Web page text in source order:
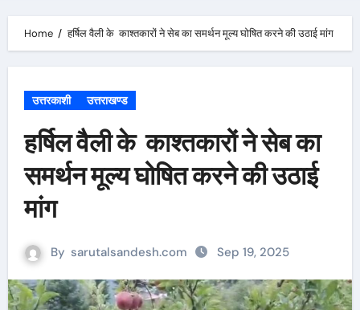
Home हर्षिल वैली के काश्तकारों ने सेब का समर्थन मूल्य घोषित करने की उठाई मांग
उत्तरकाशी उत्तराखण्ड
हर्षिल वैली के काश्तकारों ने सेब का
समर्थन मूल्य घोषित करने की उठाई
मांग
By sarutalsandesh.com Sep 19, 2025